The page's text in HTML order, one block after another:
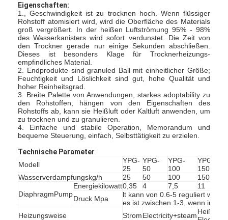
Eigenschaften:
1., Geschwindigkeit ist zu trocknen hoch. Wenn flüssiger
Rohstoff atomisiert wird, wird die Oberfläche des Materials
groß vergrößert. In der heißen Luftströmung 95% - 98%
des Wasserkanisters wird sofort verdunstet. Die Zeit von
den Trockner gerade nur einige Sekunden abschließen.
Dieses ist besonders Klage für Trocknerheizungs-
empfindliches Material.
2. Endprodukte sind granuled Ball mit einheitlicher Größe;
Feuchtigkeit und Löslichkeit sind gut, hohe Qualität und
hoher Reinheitsgrad.
3. Breite Palette von Anwendungen, starkes adoptability zu
den Rohstoffen, hängen von den Eigenschaften des
Rohstoffs ab, kann sie Heißluft oder Kaltluft anwenden, um
zu trocknen und zu granulieren.
4. Einfache und stabile Operation, Memorandum und
bequeme Steuerung, einfach, Selbsttätigkeit zu erzielen.
Technische Parameter
Modell
YPG-
25
YPG-
50
YPG-
100
YPG-
150
Wasserverdampfungskg/h
25 50 100 150
DiaphragmPump
Energiekilowatt0,35 4 7,5 11
Druck Mpa
lt kann von 0.6-5 reguliert
es ist zwischen 1-3, wenn in
Heizungsweise
StromElectricity+steam